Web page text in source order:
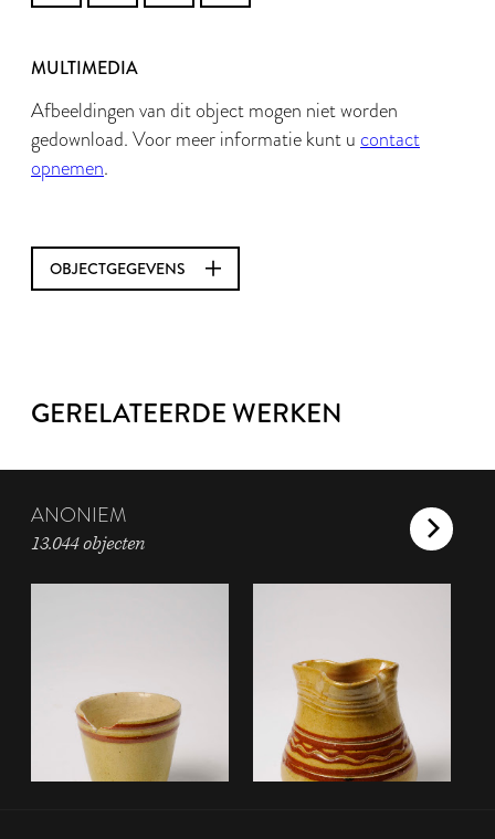
MULTIMEDIA
Afbeeldingen van dit object mogen niet worden
gedownload. Voor meer informatie kunt u contact
opnemen.
OBJECTGEGEVENS
GERELATEERDE WERKEN
ANONIEM
13.044 objecten